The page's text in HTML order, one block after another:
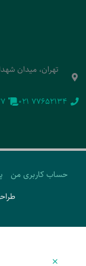
تهران، میدان
‭021 77652134‬
حساب کاربری من